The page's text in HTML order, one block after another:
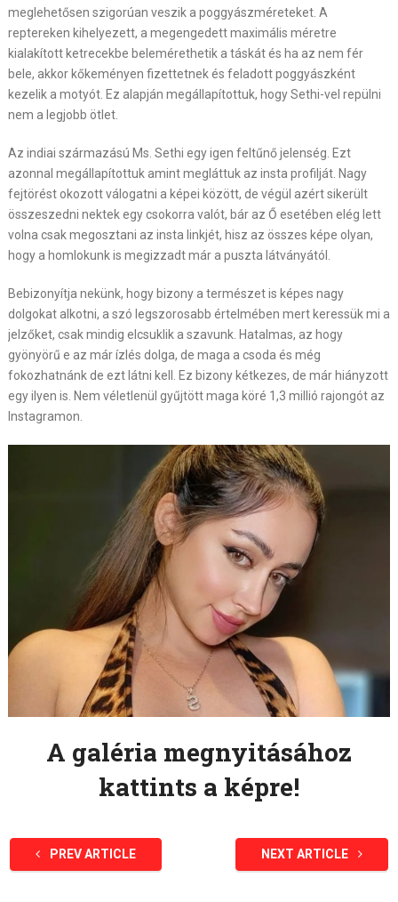
meglehetősen szigorúan veszik a poggyászméreteket. A
reptereken kihelyezett, a megengedett maximális méretre
kialakított ketrecekbe belemérethetik a táskát és ha az nem fér
bele, akkor kőkeményen fizettetnek és feladott poggyászként
kezelik a motyót. Ez alapján megállapítottuk, hogy Sethi-vel repülni
nem a legjobb ötlet.
Az indiai származású Ms. Sethi egy igen feltűnő jelenség. Ezt
azonnal megállapítottuk amint megláttuk az insta profilját. Nagy
fejtörést okozott válogatni a képei között, de végül azért sikerült
összeszedni nektek egy csokorra valót, bár az Ő esetében elég lett
volna csak megosztani az insta linkjét, hisz az összes képe olyan,
hogy a homlokunk is megizzadt már a puszta látványától.
Bebizonyítja nekünk, hogy bizony a természet is képes nagy
dolgokat alkotni, a szó legszorosabb értelmében mert keressük mi a
jelzőket, csak mindig elcsuklik a szavunk. Hatalmas, az hogy
gyönyörű e az már ízlés dolga, de maga a csoda és még
fokozhatnánk de ezt látni kell. Ez bizony kétkezes, de már hiányzott
egy ilyen is. Nem véletlenül gyűjtött maga köré 1,3 millió rajongót az
Instagramon.
A galéria megnyitásához
kattints a képre!
PREV ARTICLE NEXT ARTICLE